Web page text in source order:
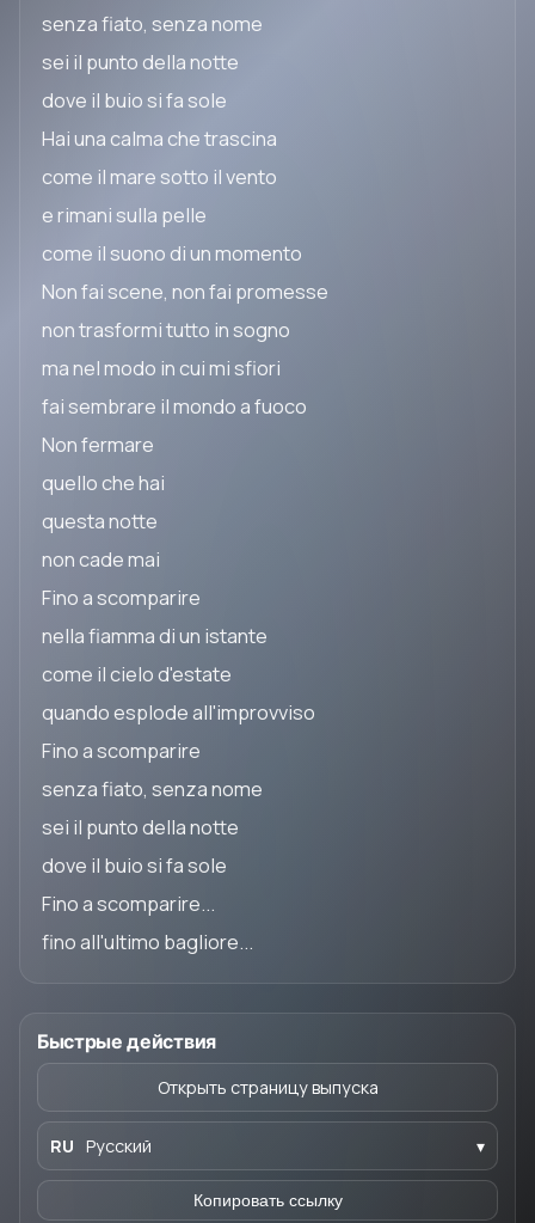
Быстрые действия
Открыть страницу выпуска
RU Русский ▾
Копировать ссылку
senza fiato, senza nome
sei il punto della notte
dove il buio si fa sole
Hai una calma che trascina
come il mare sotto il vento
e rimani sulla pelle
come il suono di un momento
Non fai scene, non fai promesse
non trasformi tutto in sogno
ma nel modo in cui mi sfiori
fai sembrare il mondo a fuoco
Non fermare
quello che hai
questa notte
non cade mai
Fino a scomparire
nella fiamma di un istante
come il cielo d'estate
quando esplode all'improvviso
Fino a scomparire
senza fiato, senza nome
sei il punto della notte
dove il buio si fa sole
Fino a scomparire...
fino all'ultimo bagliore...